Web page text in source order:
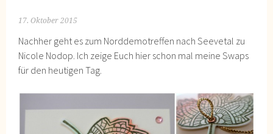
17. Oktober 2015
Nachher geht es zum Norddemotreffen nach Seevetal zu
Nicole Nodop. Ich zeige Euch hier schon mal meine Swaps
für den heutigen Tag.